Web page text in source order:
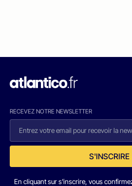
RECEVEZ NOTRE NEWSLETTER
S'INSCRIRE
En cliquant sur s'inscrire, vous